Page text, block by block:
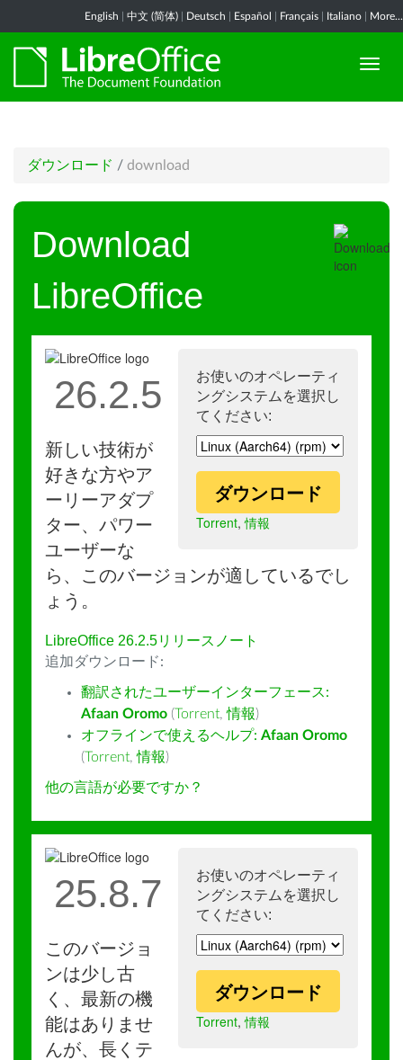
English 中文 (简体) Deutsch Español Français Italiano More...
ダウンロード / download
Download
LibreOffice
お使いのオペレーティ
ングシステムを選択し
てください:
ダウンロード
Torrent,情報
26.2.5
新しい技術が
好きな方やア
ーリーアダプ
ター、パワー
ユーザーな
ら、このバージョンが適しているでし
ょう。
LibreOffice 26.2.5リリースノート
追加ダウンロード:
翻訳されたユーザーインターフェース:
Afaan Oromo (Torrent,情報)
オフラインで使えるヘルプ: Afaan Oromo
(Torrent,情報)
他の言語が必要ですか？
お使いのオペレーティ
ングシステムを選択し
てください:
ダウンロード
Torrent,情報
25.8.7
このバージョ
ンは少し古
く、最新の機
能はありませ
んが、長くテ